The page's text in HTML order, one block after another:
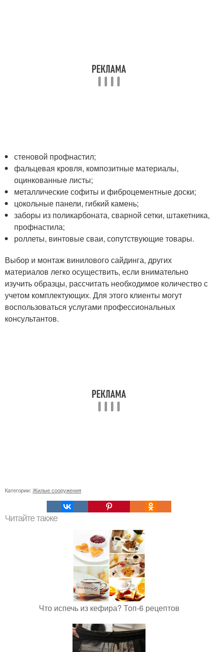
стеновой профнастил;
фальцевая кровля, композитные материалы,
оцинкованные листы;
металлические софиты и фиброцементные доски;
цокольные панели, гибкий камень;
заборы из поликарбоната, сварной сетки, штакетника,
профнастила;
роллеты, винтовые сваи, сопутствующие товары.
Выбор и монтаж винилового сайдинга, других
материалов легко осуществить, если внимательно
изучить образцы, рассчитать необходимое количество с
учетом комплектующих. Для этого клиенты могут
воспользоваться услугами профессиональных
консультантов.
Категории: Жилые сооружения
Читайте также
Что испечь из кефира? Топ-6 рецептов